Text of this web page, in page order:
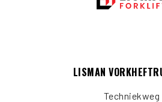
LISMAN
Techniekweg